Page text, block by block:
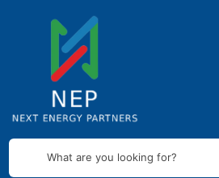
What are you looking for?